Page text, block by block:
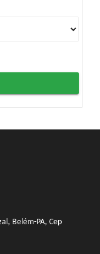
Belém-PA, Cep